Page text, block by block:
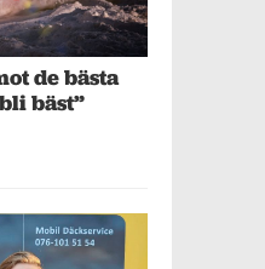
de bästa
bäst”